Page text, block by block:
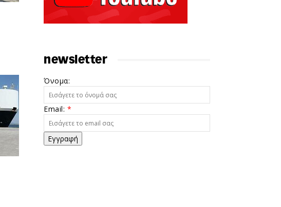
newsletter
Όνομα:
Email: *
Εγγραφή